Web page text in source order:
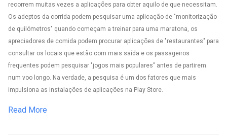
recorrem muitas vezes a aplicações para obter aquilo de que necessitam.
Os adeptos da corrida podem pesquisar uma aplicação de "monitorização
de quilómetros" quando começam a treinar para uma maratona, os
apreciadores de comida podem procurar aplicações de "restaurantes" para
consultar os locais que estão com mais saída e os passageiros
frequentes podem pesquisar "jogos mais populares" antes de partirem
num voo longo. Na verdade, a pesquisa é um dos fatores que mais
impulsiona as instalações de aplicações na Play Store.
Read More